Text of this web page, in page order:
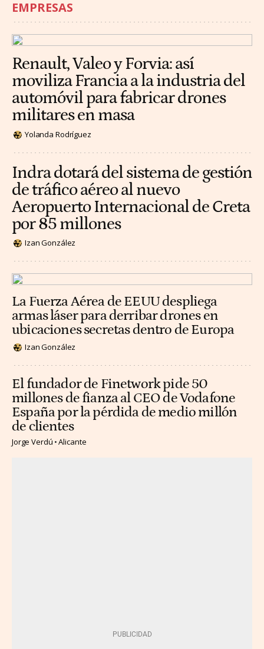
EMPRESAS
Renault, Valeo y Forvia: así
moviliza Francia a la industria del
automóvil para fabricar drones
militares en masa
Yolanda Rodríguez
Indra dotará del sistema de gestión
de tráfico aéreo al nuevo
Aeropuerto Internacional de Creta
por 85 millones
Izan González
La Fuerza Aérea de EEUU despliega
armas láser para derribar drones en
ubicaciones secretas dentro de Europa
Izan González
El fundador de Finetwork pide 50
millones de fianza al CEO de Vodafone
España por la pérdida de medio millón
de clientes
Jorge Verdú Alicante